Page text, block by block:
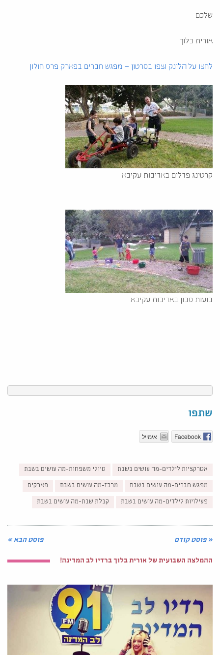
שלכם
אורית בלוך
לחצו על הלינק וצפו בסרטון – מפגש חברים בפארק פרס חולון
קרטינג פדלים באדיבות עקיבא
בועות סבון באדיבות עקיבא
שתפו
Facebook אימייל
אטרקציות לילדים-מה עושים בשבת טיולי משפחות-מה עושים בשבת
מפגש חברים-מה עושים בשבת מרכז-מה עושים בשבת פארקים
פעילויות לילדים-מה עושים בשבת קבלת שבת-מה עושים בשבת
« פוסט קודם פוסט הבא »
ההמלצה השבועית של אורית בלוך ברדיו לב המדינה!